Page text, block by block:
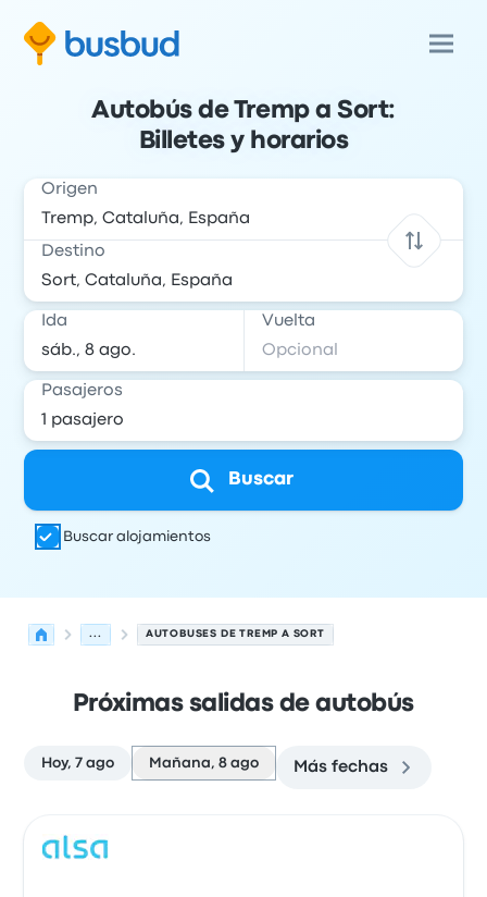
Autobús de Tremp a Sort:
Billetes y horarios
Origen
Destino
Ida Vuelta
Pasajeros
Buscar
Buscar alojamientos
... AUTOBUSES DE TREMP A SORT
Próximas salidas de autobús
Hoy, 7 ago Mañana, 8 ago Más fechas